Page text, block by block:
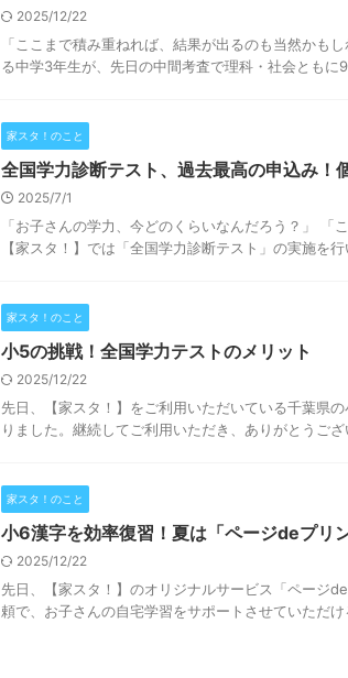
2025/12/22
「ここまで積み重ねれば、結果が出るのも当然かも
る中学3年生が、先日の中間考査で理科・社会ともに
家スタ！のこと
全国学力診断テスト、過去最高の申込み！
2025/7/1
「お子さんの学力、今どのくらいなんだろう？」
【家スタ！】では「全国学力診断テスト」の実施を
家スタ！のこと
小5の挑戦！全国学力テストのメリット
2025/12/22
先日、【家スタ！】をご利用いただいている千葉県
りました。継続してご利用いただき、ありがとうご
家スタ！のこと
小6漢字を効率復習！夏は「ページdeプリ
2025/12/22
先日、【家スタ！】のオリジナルサービス「ページ
頼で、お子さんの自宅学習をサポートさせていただ